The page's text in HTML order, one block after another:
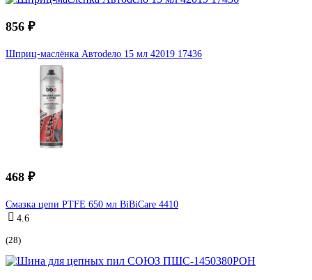
856 ₽
Шприц-маслёнка Автоdело 15 мл 42019 17436
468 ₽
Смазка цепи PTFE 650 мл BiBiCare 4410
4.6
(28)